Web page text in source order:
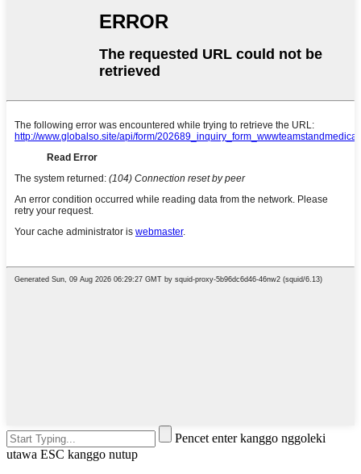
Pencet enter kanggo nggoleki
utawa ESC kanggo nutup